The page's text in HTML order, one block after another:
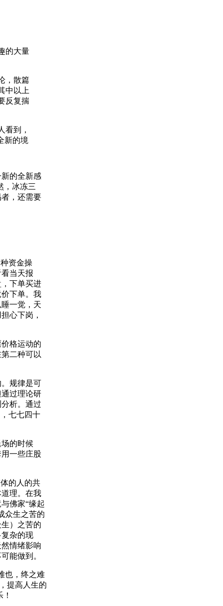
的大量
，散篇
中以上
反复揣
看到，
新的境
的全新感
，冰冻三
，还需要
资金操
当天报
下单买进
下单。我
一觉，天
心下岗，
格运动的
二种可以
规律是可
过理论研
析。通过
七七四十
的时候
一些庄股
的人的共
理。在我
佛家“缘起
众生之苦的
）之苦的
杂的现
情绪影响
能做到。
也，终之难
提高人生的